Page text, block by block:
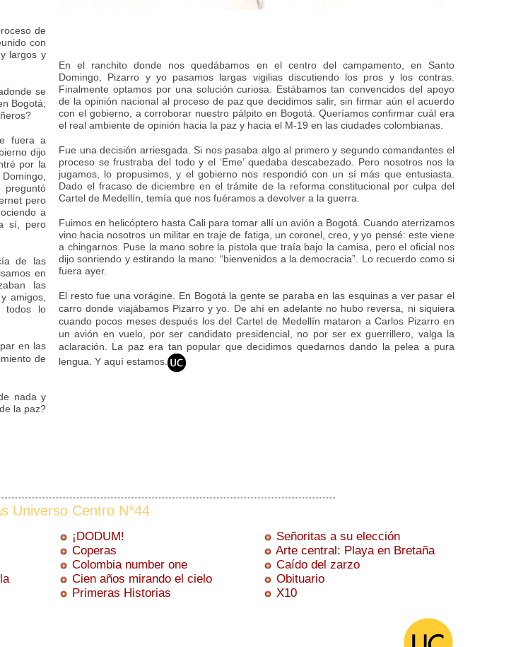
de
con
largos y
se
Bogotá;
fuera a
dijo
por la
preguntó
pero
a
sí, pero
de las
en
las
amigos,
todos lo
en las
de
nada y
la paz?
En el ranchito donde nos quedábamos en el centro del campamento, en Santo
Domingo, Pizarro y yo pasamos largas vigilias discutiendo los pros y los contras.
Finalmente optamos por una solución curiosa. Estábamos tan convencidos del apoyo
de la opinión nacional al proceso de paz que decidimos salir, sin firmar aún el acuerdo
con el gobierno, a corroborar nuestro pálpito en Bogotá. Queríamos confirmar cuál era
el real ambiente de opinión hacia la paz y hacia el M-19 en las ciudades colombianas.
Fue una decisión arriesgada. Si nos pasaba algo al primero y segundo comandantes el
proceso se frustraba del todo y el ‘Eme’ quedaba descabezado. Pero nosotros nos la
jugamos, lo propusimos, y el gobierno nos respondió con un sí más que entusiasta.
Dado el fracaso de diciembre en el trámite de la reforma constitucional por culpa del
Cartel de Medellín, temía que nos fuéramos a devolver a la guerra.
Fuimos en helicóptero hasta Cali para tomar allí un avión a Bogotá. Cuando aterrizamos
vino hacia nosotros un militar en traje de fatiga, un coronel, creo, y yo pensé: este viene
a chingarnos. Puse la mano sobre la pistola que traía bajo la camisa, pero el oficial nos
dijo sonriendo y estirando la mano: “bienvenidos a la democracia”. Lo recuerdo como si
fuera ayer.
El resto fue una vorágine. En Bogotá la gente se paraba en las esquinas a ver pasar el
carro donde viajábamos Pizarro y yo. De ahí en adelante no hubo reversa, ni siquiera
cuando pocos meses después los del Cartel de Medellín mataron a Carlos Pizarro en
un avión en vuelo, por ser candidato presidencial, no por ser ex guerrillero, valga la
aclaración. La paz era tan popular que decidimos quedarnos dando la pelea a pura
lengua. Y aquí estamos.
Universo Centro N°44
¡DODUM!
Coperas
Colombia number one
Cien años mirando el cielo
Primeras Historias
Señoritas a su elección
Arte central: Playa en Bretaña
Caído del zarzo
Obituario
X10